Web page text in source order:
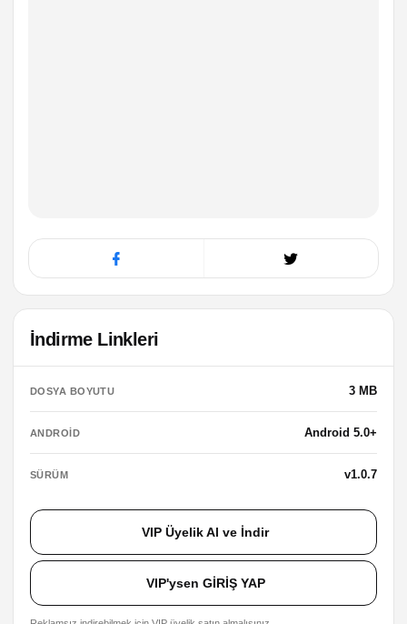
İndirme Linkleri
DOSYA BOYUTU 3 MB
ANDROID Android 5.0+
SÜRÜM v1.0.7
VIP Üyelik Al ve İndir
VIP'ysen GİRİŞ YAP